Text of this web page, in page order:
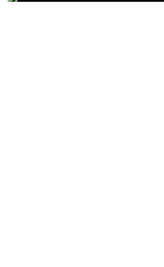
环境导视 品牌设计 空间设计 展览展示